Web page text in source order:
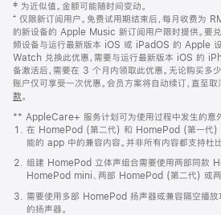
页
页
脚
注
‡ 为近似值。金额可能随时间变动。
⁺ 仅限新订阅用户。免费试用期结束后，每月收费为
的新设备的 Apple Music 新订阅用户限时提供。要
频设备与运行最新版本 iOS 或 iPadOS 的 Apple
Watch 兑换此优惠，需要与运行最新版本 iOS 的
备激活后，需要在 3 个月内领取此优惠。无论购买多
账户仅可享受一次优惠。会员方案将自动续订，直至
款。
窗
口
中
打
开)
** AppleCare+ 服务计划可为使用过程中发生的意
在 HomePod (第二代) 和 HomePod (第一代)
能的 app 中的兼容内容。并非所有内容都支持杜比
组建 HomePod 立体声组合需要使用两部同款
HomePod mini、两部 HomePod (第二代) 或
需要使用多部 HomePod 扬声器或兼容隔空播放
的扬声器。